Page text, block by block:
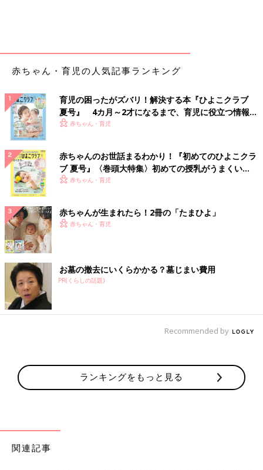
赤ちゃん・育児の人気記事ランキング
育児の困ったがズバリ！解決する本『ひよこクラブ
夏号』 4カ月～2才になるまで、育児に役立つ情報が
いっぱい！
赤ちゃん・育児
赤ちゃんのお世話まるわかり！『初めてのひよこクラ
ブ 夏号』〈巻頭大特集〉初めての授乳がうまくい
く！ おっぱい・ミルクの基本と夏のトラブル 解決テ
赤ちゃん・育児
赤ちゃんが生まれたら！2冊の「たまひよ」
赤ちゃん・育児
お墓の撤去にいくらかかる？墓じまい費用
PR(くらしの話題)
Recommended by
ランキングをもっと見る
関連記事